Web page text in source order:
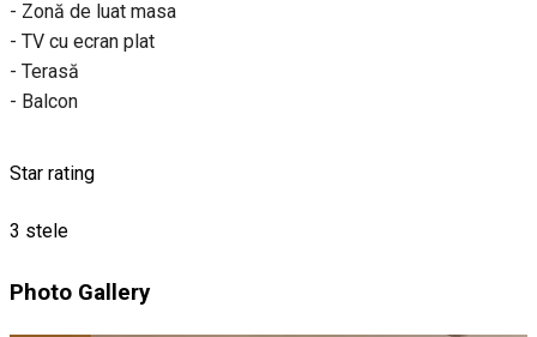
- Zonă de luat masa
- TV cu ecran plat
- Terasă
- Balcon
Star rating
3 stele
Photo Gallery